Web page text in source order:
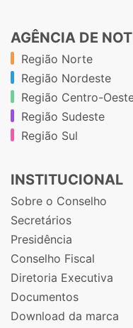
AGÊNCIA DE
Região Norte
Região Nordeste
Região Centro-
Região Sudeste
Região Sul
INSTITUCIONAL
Sobre o Conselho
Secretários
Presidência
Conselho Fiscal
Diretoria Executiva
Documentos
Download da marca